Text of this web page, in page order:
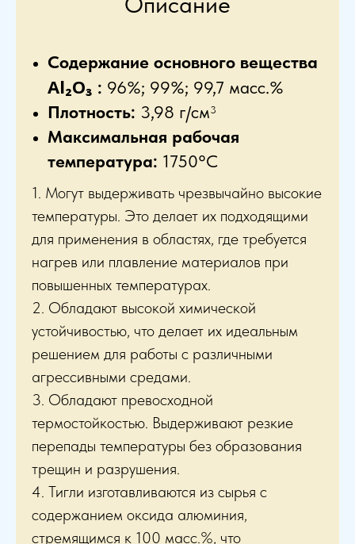
Содержание основного вещества
Al₂O₃ : 96%; 99%; 99,7 масс.%
Плотность: 3,98 г/см3
Максимальная рабочая
температура: 1750°C
1. Могут выдерживать чрезвычайно высокие
температуры. Это делает их подходящими
для применения в областях, где требуется
нагрев или плавление материалов при
повышенных температурах.
2. Обладают высокой химической
устойчивостью, что делает их идеальным
решением для работы с различными
агрессивными средами.
3. Обладают превосходной
термостойкостью. Выдерживают резкие
перепады температуры без образования
трещин и разрушения.
4. Тигли изготавливаются из сырья с
содержанием оксида алюминия,
стремящимся к 100 масс.%, что